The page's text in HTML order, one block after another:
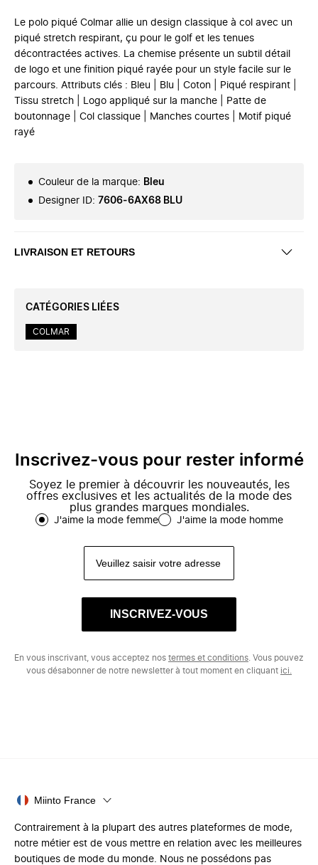
Le polo piqué Colmar allie un design classique à col avec un
piqué stretch respirant, çu pour le golf et les tenues
décontractées actives. La chemise présente un subtil détail
de logo et une finition piqué rayée pour un style facile sur le
parcours. Attributs clés : Bleu | Blu | Coton | Piqué respirant |
Tissu stretch | Logo appliqué sur la manche | Patte de
boutonnage | Col classique | Manches courtes | Motif piqué
rayé
Couleur de la marque: Bleu
Designer ID: 7606-6AX68 BLU
LIVRAISON ET RETOURS
CATÉGORIES LIÉES
COLMAR
Inscrivez-vous pour rester informé
Soyez le premier à découvrir les nouveautés, les
offres exclusives et les actualités de la mode des
plus grandes marques mondiales.
J'aime la mode femme J'aime la mode homme
INSCRIVEZ-VOUS
En vous inscrivant, vous acceptez nos termes et conditions . Vous pouvez
vous désabonner de notre newsletter à tout moment en cliquant ici.
Miinto France
Contrairement à la plupart des autres plateformes de mode,
notre métier est de vous mettre en relation avec les meilleures
boutiques de mode du monde. Nous ne possédons pas